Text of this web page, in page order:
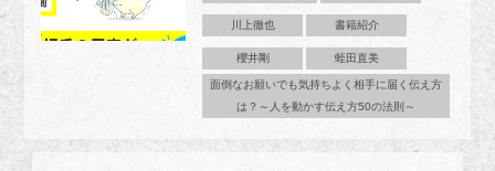
川上徹也 書籍紹介
櫻井剛 蛭田直美
面倒なお願いでも気持ちよく相手に届く伝え方
は？～人を動かす伝え方50の法則～